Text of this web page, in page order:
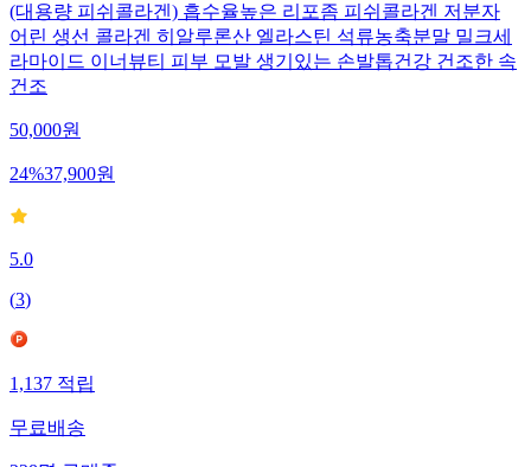
(대용량 피쉬콜라겐) 흡수율높은 리포좀 피쉬콜라겐 저분자
어린 생선 콜라겐 히알루론산 엘라스틴 석류농축분말 밀크세
라마이드 이너뷰티 피부 모발 생기있는 손발톱건강 건조한 속
건조
50,000원
24%37,900원
5.0
(3)
1,137적립
무료배송